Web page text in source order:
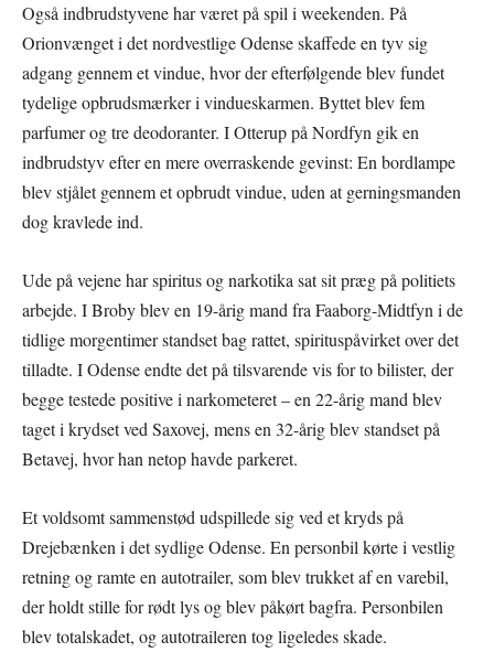
Også indbrudstyvene har været på spil i weekenden. På
Orionvænget i det nordvestlige Odense skaffede en tyv sig
adgang gennem et vindue, hvor der efterfølgende blev fundet
tydelige opbrudsmærker i vindueskarmen. Byttet blev fem
parfumer og tre deodoranter. I Otterup på Nordfyn gik en
indbrudstyv efter en mere overraskende gevinst: En bordlampe
blev stjålet gennem et opbrudt vindue, uden at gerningsmanden
dog kravlede ind.
Ude på vejene har spiritus og narkotika sat sit præg på politiets
arbejde. I Broby blev en 19-årig mand fra Faaborg-Midtfyn i de
tidlige morgentimer standset bag rattet, spirituspåvirket over det
tilladte. I Odense endte det på tilsvarende vis for to bilister, der
begge testede positive i narkometeret – en 22-årig mand blev
taget i krydset ved Saxovej, mens en 32-årig blev standset på
Betavej, hvor han netop havde parkeret.
Et voldsomt sammenstød udspillede sig ved et kryds på
Drejebænken i det sydlige Odense. En personbil kørte i vestlig
retning og ramte en autotrailer, som blev trukket af en varebil,
der holdt stille for rødt lys og blev påkørt bagfra. Personbilen
blev totalskadet, og autotraileren tog ligeledes skade.